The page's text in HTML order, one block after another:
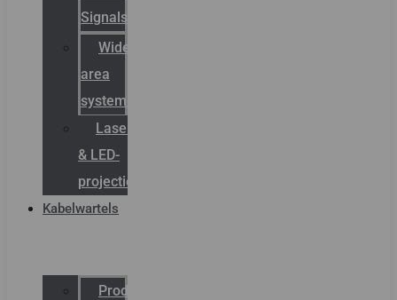
Signals
Wide
area
systemen
Laserbelijning
& LED-
projectie
Kabelwartels
Productcatalogus